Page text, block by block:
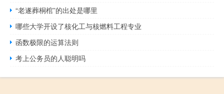
“老遂葬桐棺”的出处是哪里
哪些大学开设了核化工与核燃料工程专业
函数极限的运算法则
考上公务员的人聪明吗